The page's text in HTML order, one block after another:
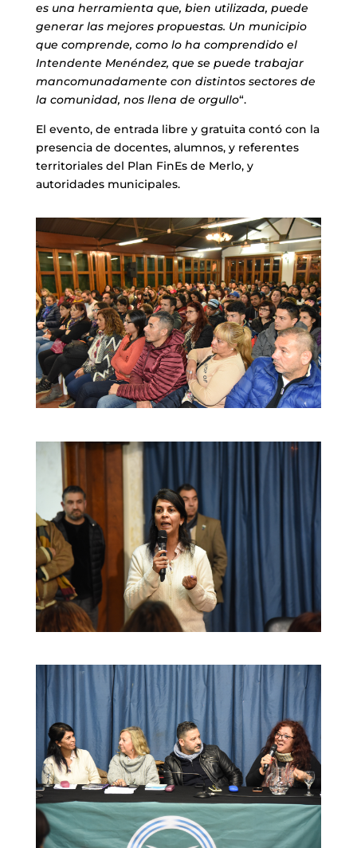
es una herramienta que, bien utilizada, puede
generar las mejores propuestas. Un municipio
que comprende, como lo ha comprendido el
Intendente Menéndez, que se puede trabajar
mancomunadamente con distintos sectores de
la comunidad, nos llena de orgullo“.
El evento, de entrada libre y gratuita contó con la
presencia de docentes, alumnos, y referentes
territoriales del Plan FinEs de Merlo, y
autoridades municipales.